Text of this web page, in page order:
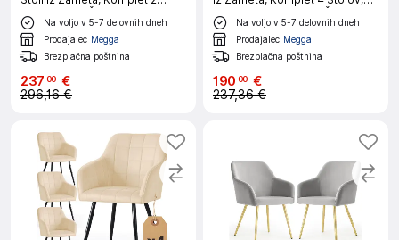
Stolov, Siva, Črne Noge
Na voljo v 5-7 delovnih dneh
Prodajalec Megga
Brezplačna poštnina
237 00 €
296,16 €
Temno Grafitno Siva, Črne
NogeNa voljo v 5-7 delovnih dneh
Prodajalec Megga
Brezplačna poštnina
190 00 €
237,36 €